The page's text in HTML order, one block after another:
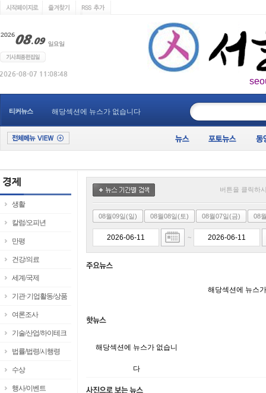
티커뉴스 해당섹션에 뉴스가 없습니다
생활
칼럼/오피년
만평
건강/의료
세계/국제
기관·기업활동/상품
여론조사
기술/산업/하이테크
법률/법령/시행령
수상
행사/이벤트
버튼을 클릭하
08월09일(일) 08월08일(토) 08월07일(금) 08
~
해당섹션에 뉴스
해당섹션에 뉴스가 없습니
다